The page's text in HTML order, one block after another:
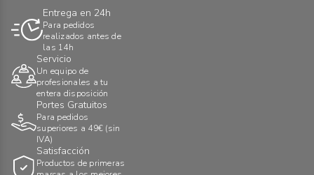
Entrega en 24h
Para pedidos
realizados antes de
las 14h
Servicio
Un equipo de
profesionales a tu
entera disposición
Portes Gratuitos
Para pedidos
superiores a 49€ (sin
IVA)
Satisfacción
Productos de primeras